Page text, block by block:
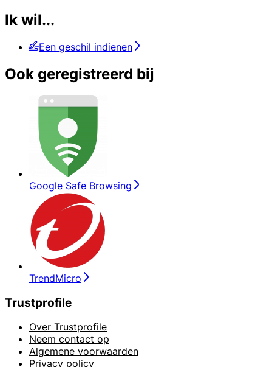
Ik wil...
Een geschil indienen
Ook geregistreerd bij
Google Safe Browsing
TrendMicro
Trustprofile
Over Trustprofile
Neem contact op
Algemene voorwaarden
Privacy policy